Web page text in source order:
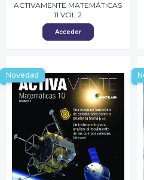
ACTIVAMENTE MATEMÁTICAS
11 VOL 2
Acceder
Novedad